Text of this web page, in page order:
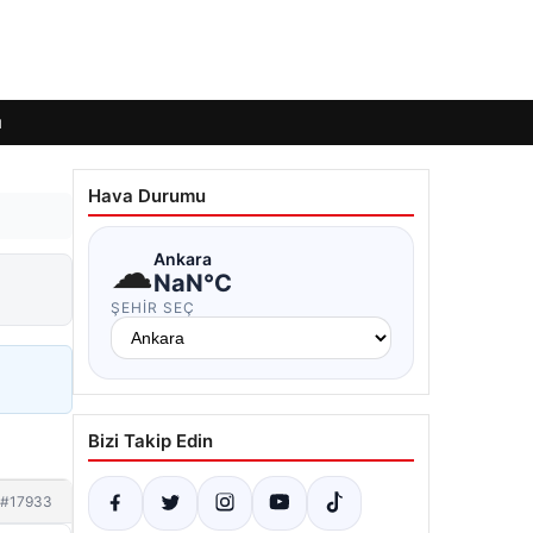
#17933
Hava Durumu
☁Ankara
NaN°C
ŞEHIR SEÇ
Bizi Takip Edin